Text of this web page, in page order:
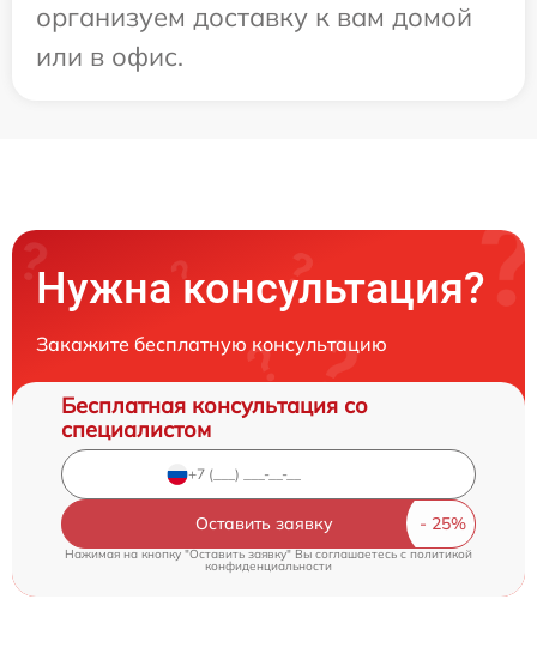
организуем доставку к вам домой
или в офис.
Нужна консультация?
Закажите бесплатную консультацию
Бесплатная консультация со
специалистом
Оставить заявку
Нажимая на кнопку "Оставить заявку" Вы соглашаетесь cполитикой
конфиденциальности